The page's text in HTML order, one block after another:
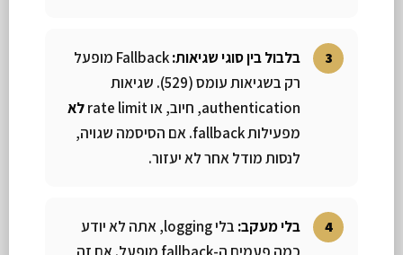
בלבול בין סוגי שגיאות:
Fallback מופעל
רק בשגיאות עומס (529). שגיאות
authentication, חיוב, או rate limit
לא
מפעילות fallback. אם הסיסמה שגויה,
לנסות מודל אחר לא יעזור.
בלי מעקב:
בלי logging, אתה לא יודע
כמה פעמים ה-fallback מופעל. אם זה